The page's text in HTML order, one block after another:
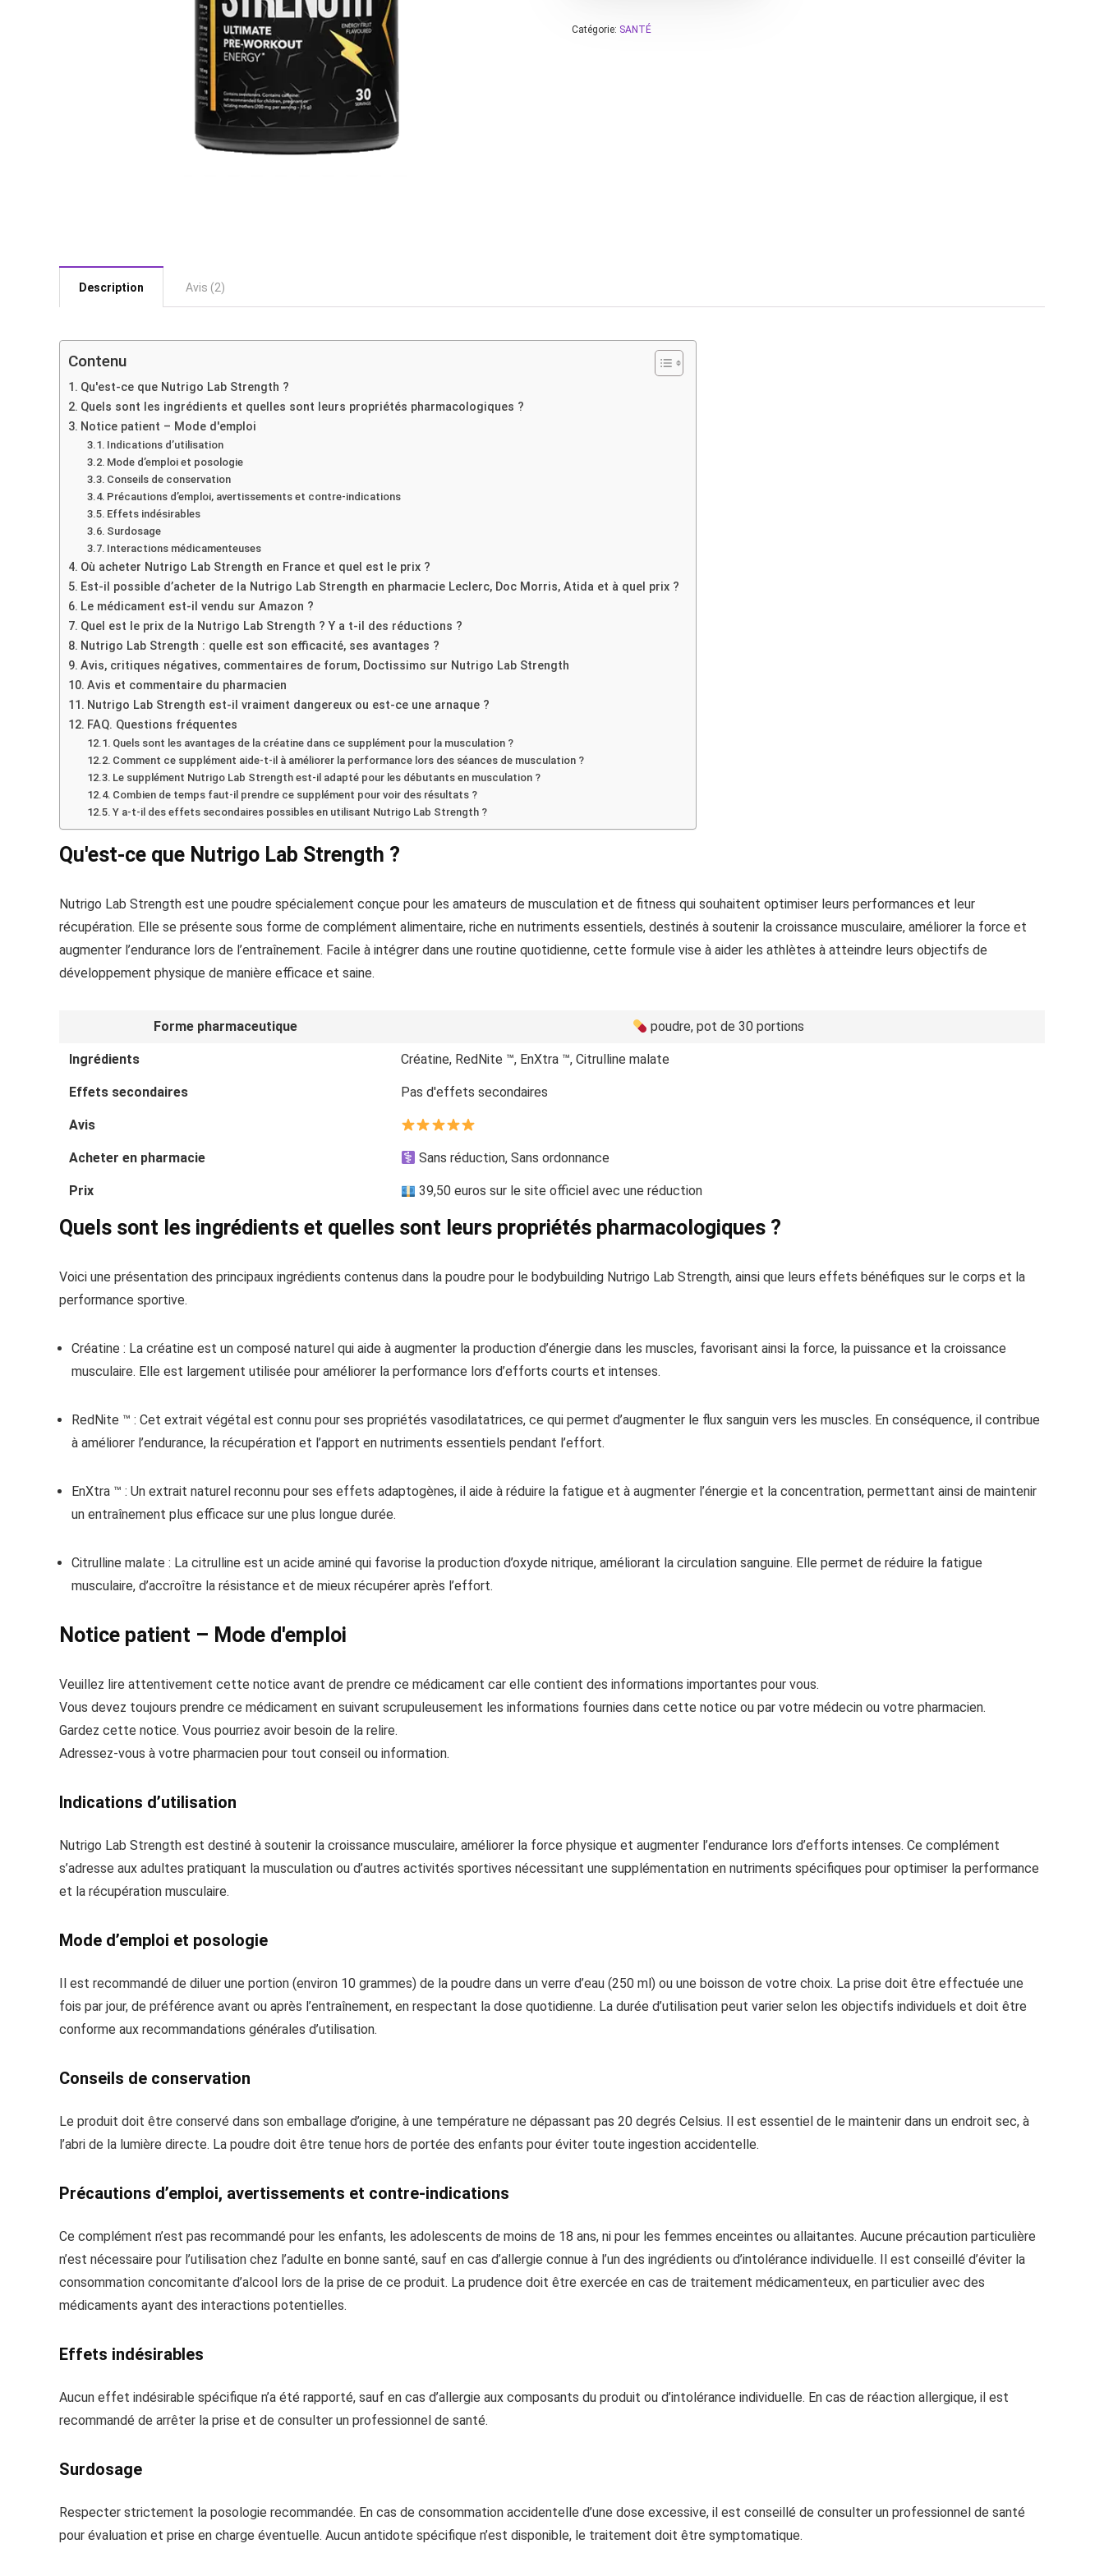
Catégorie: SANTÉ
Description Avis (2)
Contenu
Qu'est-ce que Nutrigo Lab Strength ?
Quels sont les ingrédients et quelles sont leurs propriétés pharmacologiques ?
Notice patient – Mode d'emploi
Indications d’utilisation
Mode d’emploi et posologie
Conseils de conservation
Précautions d’emploi, avertissements et contre-indications
Effets indésirables
Surdosage
Interactions médicamenteuses
Où acheter Nutrigo Lab Strength en France et quel est le prix ?
Est-il possible d’acheter de la Nutrigo Lab Strength en pharmacie Leclerc, Doc Morris, Atida et à quel prix ?
Le médicament est-il vendu sur Amazon ?
Quel est le prix de la Nutrigo Lab Strength ? Y a t-il des réductions ?
Nutrigo Lab Strength : quelle est son efficacité, ses avantages ?
Avis, critiques négatives, commentaires de forum, Doctissimo sur Nutrigo Lab Strength
Avis et commentaire du pharmacien
Nutrigo Lab Strength est-il vraiment dangereux ou est-ce une arnaque ?
FAQ. Questions fréquentes
Quels sont les avantages de la créatine dans ce supplément pour la musculation ?
Comment ce supplément aide-t-il à améliorer la performance lors des séances de musculation ?
Le supplément Nutrigo Lab Strength est-il adapté pour les débutants en musculation ?
Combien de temps faut-il prendre ce supplément pour voir des résultats ?
Y a-t-il des effets secondaires possibles en utilisant Nutrigo Lab Strength ?
Qu'est-ce que Nutrigo Lab Strength ?
Nutrigo Lab Strength est une poudre spécialement conçue pour les amateurs de musculation et de fitness qui souhaitent optimiser leurs performances et leur
récupération. Elle se présente sous forme de complément alimentaire, riche en nutriments essentiels, destinés à soutenir la croissance musculaire, améliorer la force et
augmenter l’endurance lors de l’entraînement. Facile à intégrer dans une routine quotidienne, cette formule vise à aider les athlètes à atteindre leurs objectifs de
développement physique de manière efficace et saine.
Forme pharmaceutique poudre, pot de 30 portions
Ingrédients Créatine, RedNite ™, EnXtra ™, Citrulline malate
Effets secondaires Pas d'effets secondaires
Avis
Acheter en pharmacie Sans réduction, Sans ordonnance
Prix 39,50 euros sur le site officiel avec une réduction
Quels sont les ingrédients et quelles sont leurs propriétés pharmacologiques ?
Voici une présentation des principaux ingrédients contenus dans la poudre pour le bodybuilding Nutrigo Lab Strength, ainsi que leurs effets bénéfiques sur le corps et la
performance sportive.
Créatine : La créatine est un composé naturel qui aide à augmenter la production d’énergie dans les muscles, favorisant ainsi la force, la puissance et la croissance
musculaire. Elle est largement utilisée pour améliorer la performance lors d’efforts courts et intenses.
RedNite ™ : Cet extrait végétal est connu pour ses propriétés vasodilatatrices, ce qui permet d’augmenter le flux sanguin vers les muscles. En conséquence, il contribue
à améliorer l’endurance, la récupération et l’apport en nutriments essentiels pendant l’effort.
EnXtra ™ : Un extrait naturel reconnu pour ses effets adaptogènes, il aide à réduire la fatigue et à augmenter l’énergie et la concentration, permettant ainsi de maintenir
un entraînement plus efficace sur une plus longue durée.
Citrulline malate : La citrulline est un acide aminé qui favorise la production d’oxyde nitrique, améliorant la circulation sanguine. Elle permet de réduire la fatigue
musculaire, d’accroître la résistance et de mieux récupérer après l’effort.
Notice patient – Mode d'emploi
Veuillez lire attentivement cette notice avant de prendre ce médicament car elle contient des informations importantes pour vous.
Vous devez toujours prendre ce médicament en suivant scrupuleusement les informations fournies dans cette notice ou par votre médecin ou votre pharmacien.
Gardez cette notice. Vous pourriez avoir besoin de la relire.
Adressez-vous à votre pharmacien pour tout conseil ou information.
Indications d’utilisation
Nutrigo Lab Strength est destiné à soutenir la croissance musculaire, améliorer la force physique et augmenter l’endurance lors d’efforts intenses. Ce complément
s’adresse aux adultes pratiquant la musculation ou d’autres activités sportives nécessitant une supplémentation en nutriments spécifiques pour optimiser la performance
et la récupération musculaire.
Mode d’emploi et posologie
Il est recommandé de diluer une portion (environ 10 grammes) de la poudre dans un verre d’eau (250 ml) ou une boisson de votre choix. La prise doit être effectuée une
fois par jour, de préférence avant ou après l’entraînement, en respectant la dose quotidienne. La durée d’utilisation peut varier selon les objectifs individuels et doit être
conforme aux recommandations générales d’utilisation.
Conseils de conservation
Le produit doit être conservé dans son emballage d’origine, à une température ne dépassant pas 20 degrés Celsius. Il est essentiel de le maintenir dans un endroit sec, à
l’abri de la lumière directe. La poudre doit être tenue hors de portée des enfants pour éviter toute ingestion accidentelle.
Précautions d’emploi, avertissements et contre-indications
Ce complément n’est pas recommandé pour les enfants, les adolescents de moins de 18 ans, ni pour les femmes enceintes ou allaitantes. Aucune précaution particulière
n’est nécessaire pour l’utilisation chez l’adulte en bonne santé, sauf en cas d’allergie connue à l’un des ingrédients ou d’intolérance individuelle. Il est conseillé d’éviter la
consommation concomitante d’alcool lors de la prise de ce produit. La prudence doit être exercée en cas de traitement médicamenteux, en particulier avec des
médicaments ayant des interactions potentielles.
Effets indésirables
Aucun effet indésirable spécifique n’a été rapporté, sauf en cas d’allergie aux composants du produit ou d’intolérance individuelle. En cas de réaction allergique, il est
recommandé de arrêter la prise et de consulter un professionnel de santé.
Surdosage
Respecter strictement la posologie recommandée. En cas de consommation accidentelle d’une dose excessive, il est conseillé de consulter un professionnel de santé
pour évaluation et prise en charge éventuelle. Aucun antidote spécifique n’est disponible, le traitement doit être symptomatique.